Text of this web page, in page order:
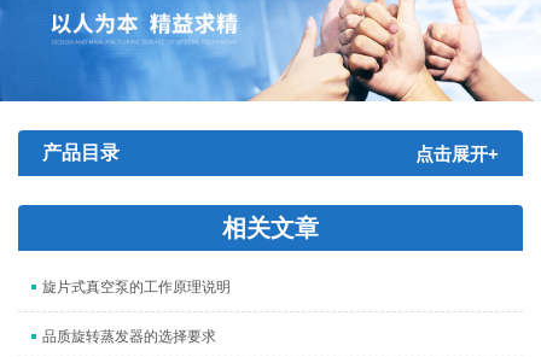
产品目录 点击展开+
相关文章
旋片式真空泵的工作原理说明
品质旋转蒸发器的选择要求